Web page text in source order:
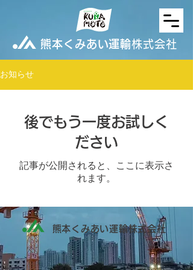
熊本くみあい運輸株式会社
お知らせ
後でもう一度お試しく
ださい
記事が公開されると、ここに表示さ
れます。
熊本くみあい運輸株式会社